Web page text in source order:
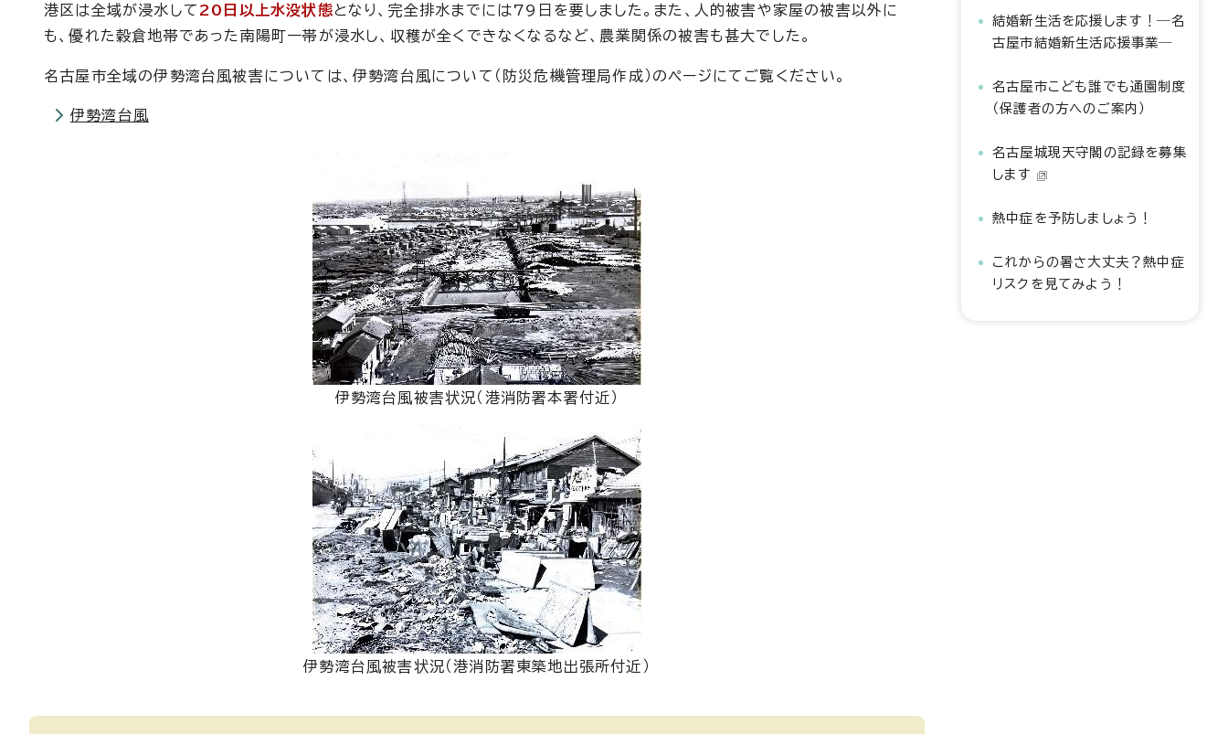
港区は全域が浸水して 20日以上水没状態となり、完全排水までには79日を要しました。また、人的被害や家屋の被害以外に
も、優れた穀倉地帯であった南陽町一帯が浸水し、収穫が全くできなくなるなど、農業関係の被害も甚大でした。
名古屋市全域の伊勢湾台風被害については、伊勢湾台風について（防災危機管理局作成）のページにてご覧ください。
伊勢湾台風
伊勢湾台風被害状況（港消防署本署付近）
伊勢湾台風被害状況（港消防署東築地出張所付近）
結婚新生活を応援します！―名
古屋市結婚新生活応援事業―
名古屋市こども誰でも通園制度
（保護者の方へのご案内）
名古屋城現天守閣の記録を募集
します
熱中症を予防しましょう！
これからの暑さ大丈夫？熱中症
リスクを見てみよう！